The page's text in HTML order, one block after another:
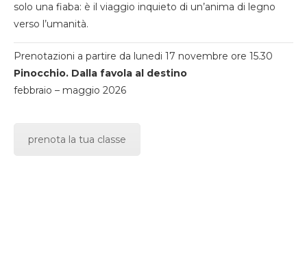
solo una fiaba: è il viaggio inquieto di un’anima di legno
verso l’umanità.
Prenotazioni a partire da lunedi 17 novembre ore 15.30
Pinocchio. Dalla favola al destino
febbraio – maggio 2026
prenota la tua classe